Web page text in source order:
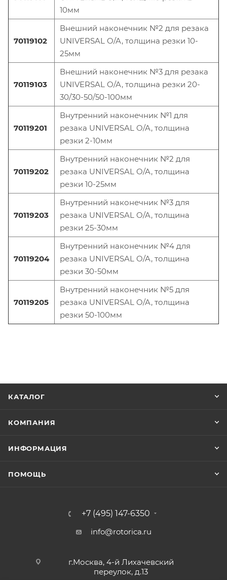
10мм
70119102
Внешний наконечник №2 для резака
UNIVERSAL O/A, толщина резки 10-
25мм
70119103
Внешний наконечник №3 для резака
UNIVERSAL O/A, толщина резки 20-
30/30-50/50-100мм
70119201
Внутренний наконечник №1 для
резака UNIVERSAL O/A, толщина
резки 2-10мм
70119202
Внутренний наконечник №2 для
резака UNIVERSAL O/A, толщина
резки 10-25мм
70119203
Внутренний наконечник №3 для
резака UNIVERSAL O/A, толщина
резки 25-30мм
70119204
Внутренний наконечник №4 для
резака UNIVERSAL O/A, толщина
резки 30-50мм
70119205
Внутренний наконечник №5 для
резака UNIVERSAL O/A, толщина
резки 50-100мм
КАТАЛОГ
КОМПАНИЯ
ИНФОРМАЦИЯ
ПОМОЩЬ
+7 (495) 147-6350
info@rotorica.ru
г.Москва, 4-й Лихачевский
переулок, д.13